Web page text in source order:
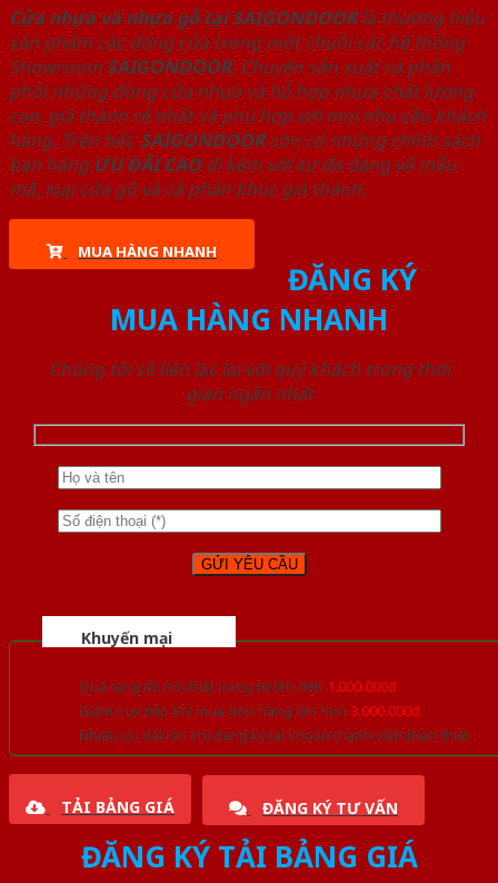
Cửa nhựa và nhựa gỗ tại SAIGONDOORlà thương hiệu
sản phẩm các dòng cửa trong một chuỗi các hệ thống
Showroom SAIGONDOOR. Chuyên sản xuất và phân
phối những dòng cửa nhựa và hỗ hợp nhựa chất lượng
cao, giá thành rẻ nhất và phù hợp với mọi nhu cầu khách
hàng. Trên hết, SAIGONDOORcòn có những chính sách
bán hàng ƯU ĐÃI CAOđi kèm với sự đa dạng về mẫu
mã, loại cửa gỗ và cả phân khúc giá thành.
MUA HÀNG NHANH
ĐĂNG KÝ
MUA HÀNG NHANH
Chúng tôi sẽ liên lạc lại với quý khách trong thời
gian ngắn nhất
Khuyến mại
Quà tặng đồ nội thất trang trí lên đến 1.000.000đ
Giảm trực tiếp khi mua đơn hàng lớn hơn 3.000.000đ
Nhiều ưu đãi lớn khi đăng ký tài khoản thành viên thân thiết
TẢI BẢNG GIÁ ĐĂNG KÝ TƯ VẤN
ĐĂNG KÝ TẢI BẢNG GIÁ